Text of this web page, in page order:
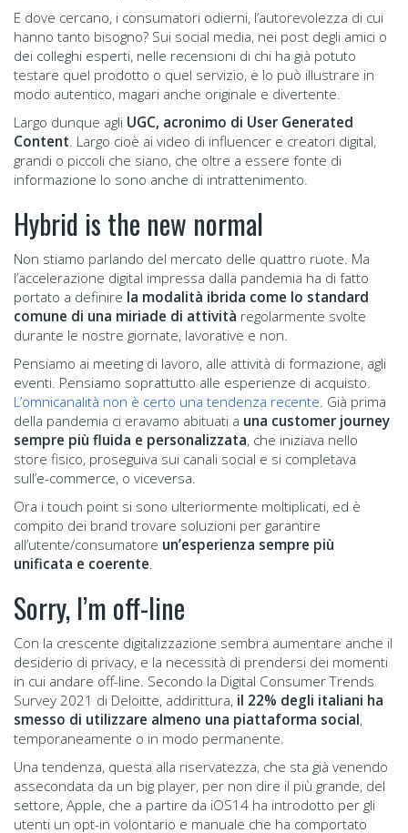
E dove cercano, i consumatori odierni, l’autorevolezza di cui
hanno tanto bisogno? Sui social media, nei post degli amici o
dei colleghi esperti, nelle recensioni di chi ha già potuto
testare quel prodotto o quel servizio, e lo può illustrare in
modo autentico, magari anche originale e divertente.
Largo dunque agli UGC, acronimo di User Generated
Content. Largo cioè ai video di influencer e creatori digital,
grandi o piccoli che siano, che oltre a essere fonte di
informazione lo sono anche di intrattenimento.
Hybrid is the new normal
Non stiamo parlando del mercato delle quattro ruote. Ma
l’accelerazione digital impressa dalla pandemia ha di fatto
portato a definire la modalità ibrida come lo standard
comune di una miriade di attività regolarmente svolte
durante le nostre giornate, lavorative e non.
Pensiamo ai meeting di lavoro, alle attività di formazione, agli
eventi. Pensiamo soprattutto alle esperienze di acquisto.
L’omnicanalità non è certo una tendenza recente. Già prima
della pandemia ci eravamo abituati a una customer journey
sempre più fluida e personalizzata, che iniziava nello
store fisico, proseguiva sui canali social e si completava
sull’e-commerce, o viceversa.
Ora i touch point si sono ulteriormente moltiplicati, ed è
compito dei brand trovare soluzioni per garantire
all’utente/consumatore un’esperienza sempre più
unificata e coerente.
Sorry, I’m off-line
Con la crescente digitalizzazione sembra aumentare anche il
desiderio di privacy, e la necessità di prendersi dei momenti
in cui andare off-line. Secondo la Digital Consumer Trends
Survey 2021 di Deloitte, addirittura, il 22% degli italiani ha
smesso di utilizzare almeno una piattaforma social,
temporaneamente o in modo permanente.
Una tendenza, questa alla riservatezza, che sta già venendo
assecondata da un big player, per non dire il più grande, del
settore, Apple, che a partire da iOS14 ha introdotto per gli
utenti un opt-in volontario e manuale che ha comportato